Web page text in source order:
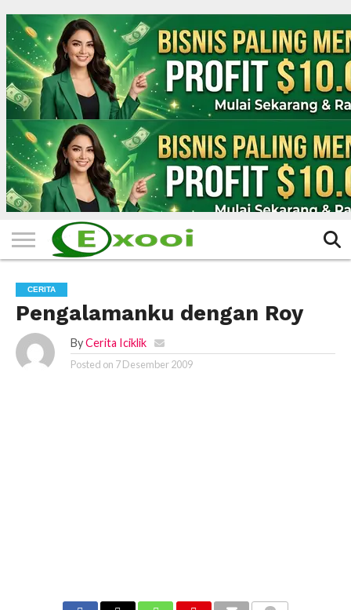
HOME
FILTER
BERITA
BIODATA
CERITA
CERPEN
EKSKLUSIF
FOTO
VIDEO
TIPS
MORE
CERITA
Pengalamanku dengan Roy
By Cerita Iciklik
Posted on 7 Desember 2009